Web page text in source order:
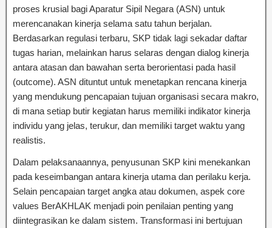
proses krusial bagi Aparatur Sipil Negara (ASN) untuk
merencanakan kinerja selama satu tahun berjalan.
Berdasarkan regulasi terbaru, SKP tidak lagi sekadar daftar
tugas harian, melainkan harus selaras dengan dialog kinerja
antara atasan dan bawahan serta berorientasi pada hasil
(outcome). ASN dituntut untuk menetapkan rencana kinerja
yang mendukung pencapaian tujuan organisasi secara makro,
di mana setiap butir kegiatan harus memiliki indikator kinerja
individu yang jelas, terukur, dan memiliki target waktu yang
realistis.
Dalam pelaksanaannya, penyusunan SKP kini menekankan
pada keseimbangan antara kinerja utama dan perilaku kerja.
Selain pencapaian target angka atau dokumen, aspek core
values BerAKHLAK menjadi poin penilaian penting yang
diintegrasikan ke dalam sistem. Transformasi ini bertujuan